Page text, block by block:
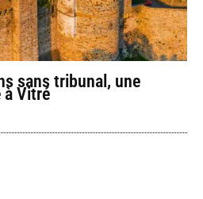
sans tribunal, une
à Vitré